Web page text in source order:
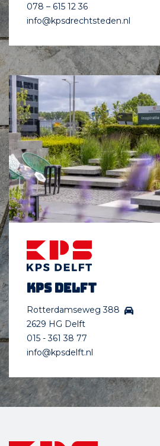
078 – 615 12 36
info@kpsdrechtsteden.nl
KPS Delft
Rotterdamseweg 388
2629 HG Delft
015 - 361 38 77
info@kpsdelft.nl